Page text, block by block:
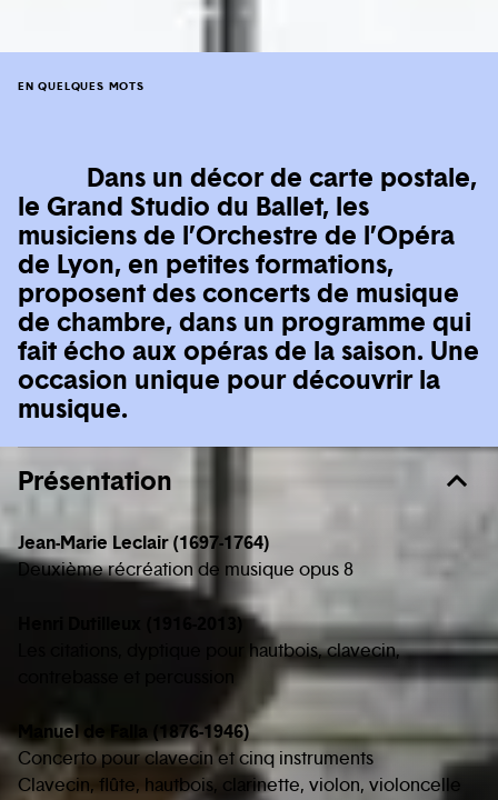
EN QUELQUES MOTS
Dans un décor de carte postale,
le Grand Studio du Ballet, les
musiciens de l’Orchestre de l’Opéra
de Lyon, en petites formations,
proposent des concerts de musique
de chambre, dans un programme qui
fait écho aux opéras de la saison. Une
occasion unique pour découvrir la
musique.
Présentation
Jean-Marie Leclair (1697-1764)
Deuxième récréation de musique opus 8
Henri Dutilleux (1916-2013)
Les citations, dyptique pour hautbois, clavecin,
contrebasse et percussion
Manuel de Falla (1876-1946)
Concerto pour clavecin et cinq instruments
Clavecin, flûte, hautbois, clarinette, violon, violoncelle